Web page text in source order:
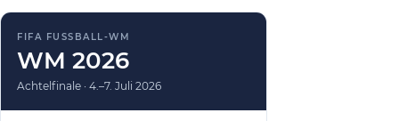
FIFA FUSSBALL-WM
WM 2026
Achtelfinale · 4.–7. Juli 2026